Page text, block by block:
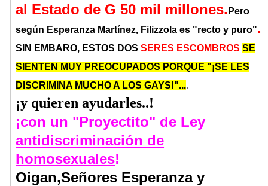
al Estado de G 50 mil millones. Pero
según Esperanza Martínez, Filizzola es "recto y puro".
SIN EMBARO, ESTOS DOSSERES ESCOMBROSSE
SIENTEN MUY PREOCUPADOS PORQUE "¡SE LES
DISCRIMINA MUCHO A LOS GAYS!"....
¡y quieren ayudarles..!
¡con un "Proyectito" de Ley
antidiscriminación de
homosexuales!
Oigan,Señores Esperanza y